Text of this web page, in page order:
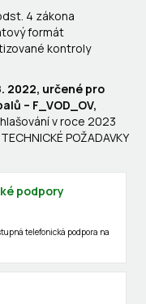
4 zákona
formát
kontroly
2022, určené pro
– F_VOD_OV,
v roce 2023
POŽADAVKY
podpory
telefonická podpora na